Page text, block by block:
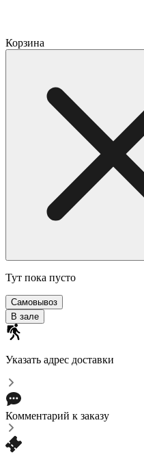
Корзина
Тут пока пусто
Самовывоз
В зале
Указать адрес доставки
Комментарий к заказу